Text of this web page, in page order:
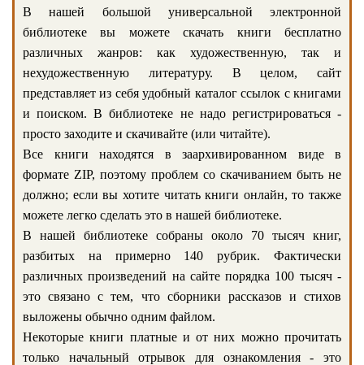
В нашей большой универсальной электронной
библиотеке вы можете скачать книги бесплатно
различных жанров: как художественную, так и
нехудожественную литературу. В целом, сайт
представляет из себя удобный каталог ссылок с книгами
и поиском. В библиотеке не надо регистрироваться -
просто заходите и скачивайте (или читайте).
Все книги находятся в заархивированном виде в
формате ZIP, поэтому проблем со скачиванием быть не
должно; если вы хотите читать книги онлайн, то также
можете легко сделать это в нашей библиотеке.
В нашей библиотеке собраны около 70 тысяч книг,
разбитых на примерно 140 рубрик. Фактически
различных произведений на сайте порядка 100 тысяч -
это связано с тем, что сборники рассказов и стихов
выложены обычно одним файлом.
Некоторые книги платные и от них можно прочитать
только начальный отрывок для ознакомления - это